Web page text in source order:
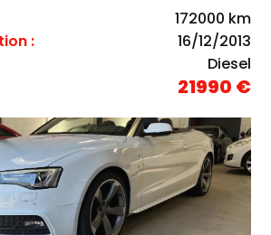
172000 km
:
16/12/2013
Diesel
21990 €